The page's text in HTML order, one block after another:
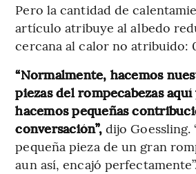
Pero la cantidad de
artículo atribuye al albedo
cercana al calor no atribuido:
“Normalmente, hacemos
piezas del rompecabezas
hacemos pequeñas
conversación”,dijo Goessling.
pequeña pieza de un gran
aun así, encajó